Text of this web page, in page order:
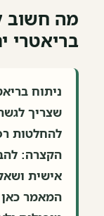
מה חשוב
בריאטרי
ניתוח
שצריך
להחלטות
הקצרה:
אישית
המאמר